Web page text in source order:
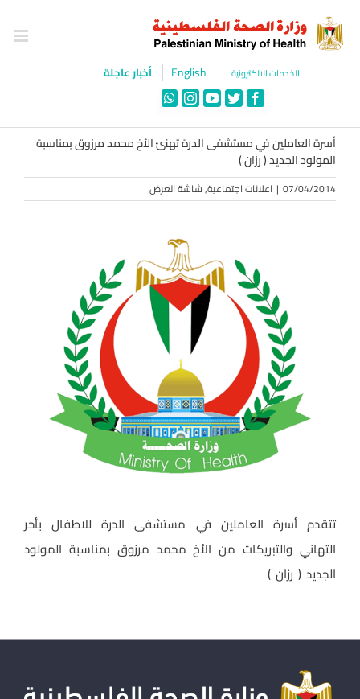
content
الخدمات الالكترونية English أخبار عاجلة
Facebook
Twitter
YouTube
Instagram
WhatsApp
أسرة العاملين في مستشفى الدرة تهنئ الأخ محمد مرزوق بمناسبة
المولود الجديد ( رزان )
07/04/2014
| اعلانات اجتماعية,شاشة العرض
تتقدم أسرة العاملين في مستشفى الدرة للاطفال بأحر
التهاني والتبريكات من الأخ محمد مرزوق بمناسبة المولود
الجديد ( رزان )